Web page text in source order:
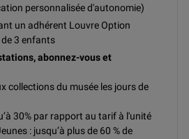
personnalisée d'autonomie)
un adhérent Louvre Option
3 enfants
abonnez-vous et
collections du musée les jours de
30% par rapport au tarif à l'unité
: jusqu’à plus de 60 % de